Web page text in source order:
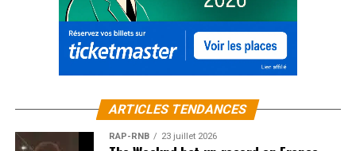
ARTICLES TENDANCES
RAP-RNB 23 juillet 2026